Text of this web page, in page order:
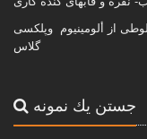
از ألومينيوم وپلكسى
گلاس
جستن يك نمونه